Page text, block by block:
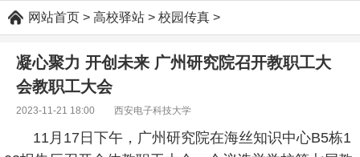
网站首页 > 高校驿站 > 校园传真 >
凝心聚力 开创未来 广州研究院召开教职工大
会教职工大会
2023-11-21 18:00 西安电子科技大学
11月17日下午，广州研究院在海丝知识中心B5栋1